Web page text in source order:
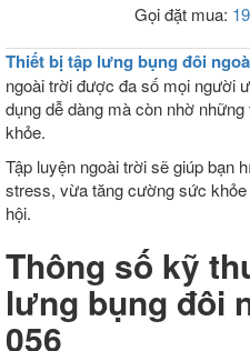
Gọi đặt mua:
Thiết bị tập lưng bụng đôi
ngoài trời được đa số mọi người
dụng dễ dàng mà còn nhờ
khỏe.
Tập luyện ngoài trời sẽ giúp bạn
stress, vừa tăng cường sức
hội.
Thông số kỹ
lưng bụng đôi
056